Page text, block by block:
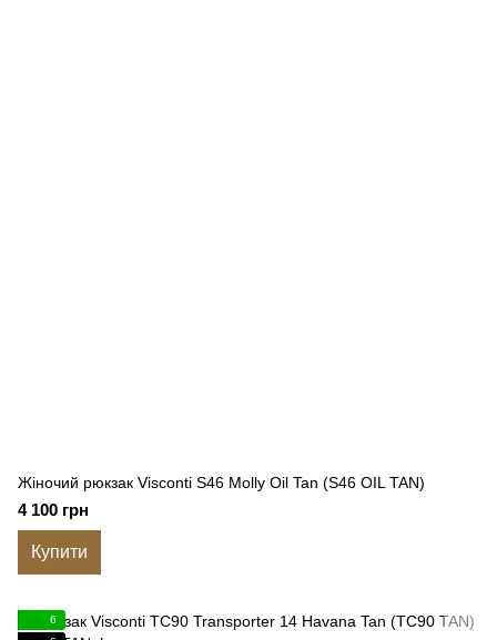
Жіночий рюкзак Visconti S46 Molly Oil Tan (S46 OIL TAN)
4 100 грн
Купити
6